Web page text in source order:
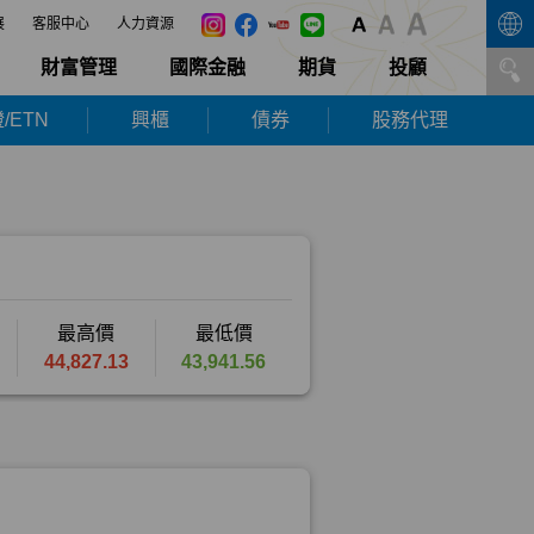
客服中心 人力資源
財富管理 國際金融 期貨 投顧
ETN 興櫃 債券 股務代理